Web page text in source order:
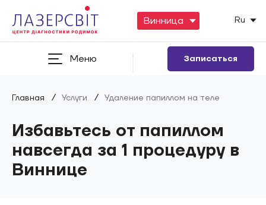
Ru
Меню Записаться
Главная / Услуги / Удаление папиллом на теле
Избавьтесь от папиллом
навсегда за 1 процедуру в
Виннице